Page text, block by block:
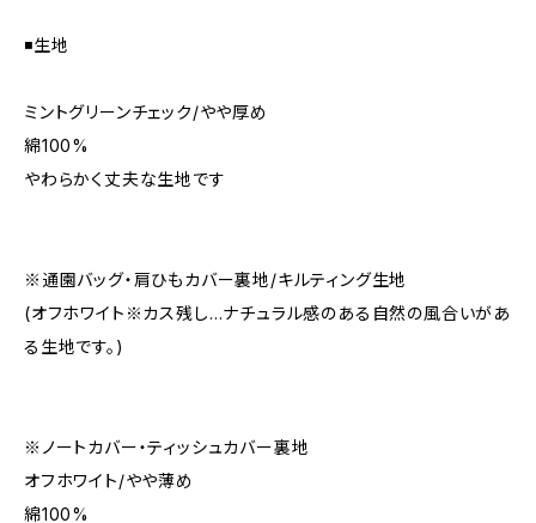
◾️生地
ミントグリーンチェック/やや厚め
綿100%
やわらかく丈夫な生地です
※通園バッグ・肩ひもカバー裏地/キルティング生地
(オフホワイト※カス残し…ナチュラル感のある自然の風合いがあ
る生地です。)
※ノートカバー・ティッシュカバー裏地
オフホワイト/やや薄め
綿100%